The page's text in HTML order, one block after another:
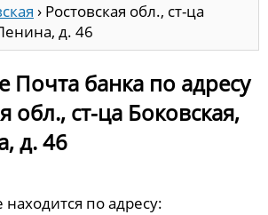
› Ростовская обл., ст-ца
д. 46
Почта банка по адресу
обл., ст-ца Боковская,
д. 46
по адресу: